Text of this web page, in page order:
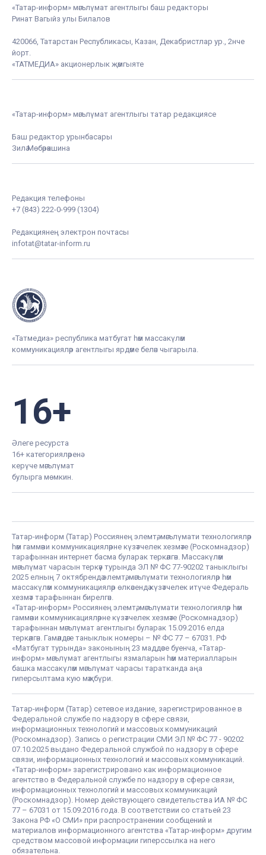
«Татар-информ» мәгълүмат агентлыгы баш редакторы
Ринат Вагыйз улы Билалов
420066, Татарстан Республикасы, Казан, Декабристлар ур., 2нче
йорт.
«ТАТМЕДИА» акционерлык җәмгыяте
«Татар-информ» мәгълүмат агентлыгы татар редакциясе
Баш редактор урынбасары
Зилә Мөбәрәкшина
Редакция телефоны
+7 (843) 222-0-999 (1304)
Редакциянең электрон почтасы
infotat@tatar-inform.ru
«Татмедиа» республика матбугат һәм массакүләм
коммуникацияләр агентлыгы ярдәме белән чыгарыла.
16+
Әлеге ресурста
16+ категорияләренә
керүче мәгълүмат
булырга мөмкин.
Татар-информ (Татар) Россиянең элемтә, мәгълүмати технологияләр
һәм гаммәви коммуникацияләрне күзәтчелек хезмәте (Роскомнадзор)
тарафыннан интернет басма буларак теркәлгән. Массакүләм
мәгълүмат чарасын теркәү турында ЭЛ № ФС 77-90202 таныклыгы
2025 елның 7 октябрендә элемтә, мәгълүмати технологияләр һәм
массакүләм коммуникацияләр өлкәсендә күзәтчелек итүче Федераль
хезмәт тарафыннан бирелгән.
«Татар-информ» Россиянең элемтә, мәгълүмати технологияләр һәм
гаммәви коммуникацияләрне күзәтчелек хезмәте (Роскомнадзор)
тарафыннан мәгълүмат агентлыгы буларак 15.09.2016 елда
теркәлгән. Гамәлдәге таныклык номеры – № ФС 77 – 67031. РФ
«Матбугат турында» законының 23 маддәсе буенча, «Татар-
информ» мәгълүмат агентлыгы язмаларын һәм материалларын
башка массакүләм мәгълүмат чарасы таратканда аңа
гиперсылтама кую мәҗбүри.
Татар-информ (Татар) сетевое издание, зарегистрированное в
Федеральной службе по надзору в сфере связи,
информационных технологий и массовых коммуникаций
(Роскомнадзор). Запись о регистрации СМИ ЭЛ № ФС 77 - 90202
07.10.2025 выдано Федеральной службой по надзору в сфере
связи, информационных технологий и массовых коммуникаций.
«Татар-информ» зарегистрировано как информационное
агентство в Федеральной службе по надзору в сфере связи,
информационных технологий и массовых коммуникаций
(Роскомнадзор). Номер действующего свидетельства ИА № ФС
77 – 67031 от 15.09.2016 года. В соответствии со статьей 23
Закона РФ «О СМИ» при распространении сообщений и
материалов информационного агентства «Татар-информ» другим
средством массовой информации гиперссылка на него
обязательна.